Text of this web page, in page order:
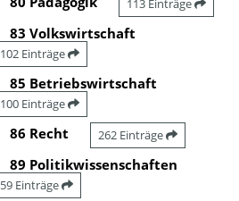
113 Einträge
83 Volkswirtschaft
102 Einträge
85 Betriebswirtschaft
100 Einträge
86 Recht 262 Einträge
89 Politikwissenschaften
59 Einträge